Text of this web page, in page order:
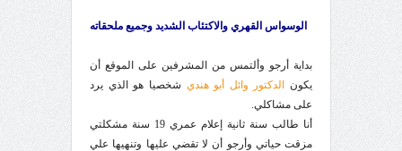
الوسواس القهري والاكتئاب الشديد وجميع ملحقاته
بداية أرجو وألتمس من المشرفين على الموقع أن
يكون الدكتور وائل أبو هندي شخصيا هو الذي يرد
على مشاكلي.
أنا طالب سنة ثانية إعلام عمري 19 سنة مشكلتي
مزقت حياتي وأرجو أن لا تقضي عليها وتنهيها علي